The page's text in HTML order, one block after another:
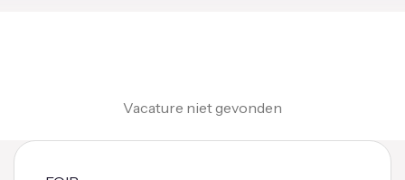
Vacature niet gevonden